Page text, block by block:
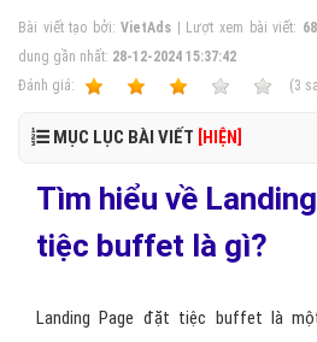
Bài viết tạo bởi:VietAds | Lượt xem bài viết:
dung gần nhất: 28-12-2024 15:37:42
Ðánh giá:
(3
MỤC LỤC BÀI VIẾT [HIỆN]
Tìm hiểu về
tiệc buffet là gì?
Landing Page đặt tiệc buffet là